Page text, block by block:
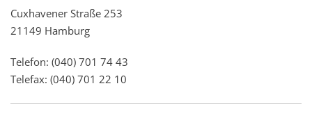
Cuxhavener Straße 253
21149 Hamburg
Telefon: (040) 701 74 43
Telefax: (040) 701 22 10